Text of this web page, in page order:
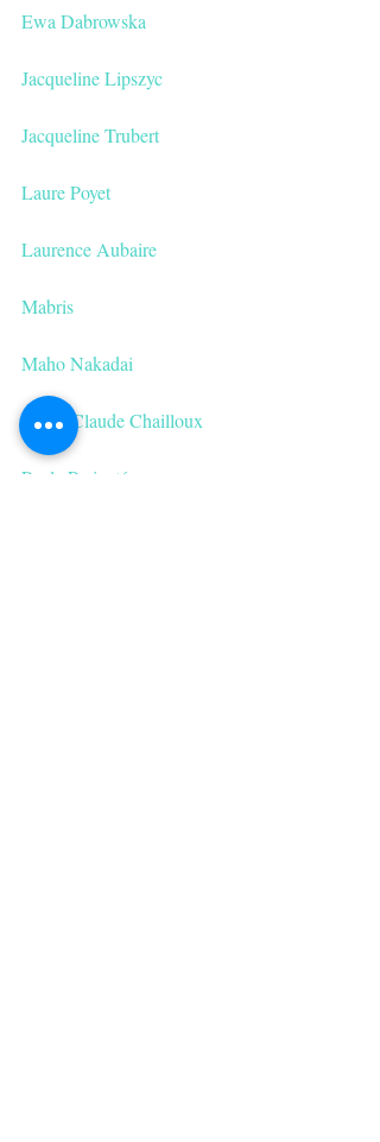
Ewa Dabrowska
Jacqueline Lipszyc
Jacqueline Trubert
Laure Poyet
Laurence Aubaire
Mabris
Maho Nakadai
Marie-Claude Chailloux
Paule Parienté